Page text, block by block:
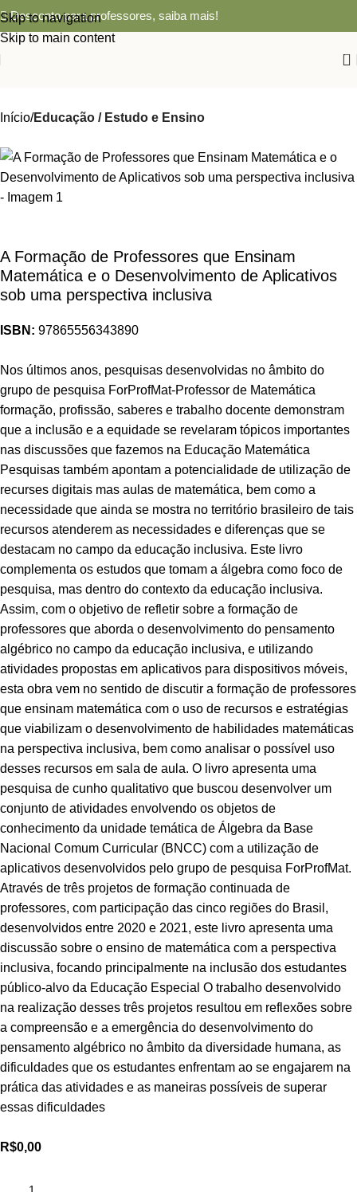
Skip to navigation
Skip to main content
Desconto para professores, saiba mais!
0
Início Educação / Estudo e Ensino
A Formação de Professores que Ensinam
Matemática e o Desenvolvimento de Aplicativos
sob uma perspectiva inclusiva
ISBN: 97865556343890
Nos últimos anos, pesquisas desenvolvidas no âmbito do
grupo de pesquisa ForProfMat-Professor de Matemática
formação, profissão, saberes e trabalho docente demonstram
que a inclusão e a equidade se revelaram tópicos importantes
nas discussões que fazemos na Educação Matemática
Pesquisas também apontam a potencialidade de utilização de
recurses digitais mas aulas de matemática, bem como a
necessidade que ainda se mostra no território brasileiro de tais
recursos atenderem as necessidades e diferenças que se
destacam no campo da educação inclusiva. Este livro
complementa os estudos que tomam a álgebra como foco de
pesquisa, mas dentro do contexto da educação inclusiva.
Assim, com o objetivo de refletir sobre a formação de
professores que aborda o desenvolvimento do pensamento
algébrico no campo da educação inclusiva, e utilizando
atividades propostas em aplicativos para dispositivos móveis,
esta obra vem no sentido de discutir a formação de professores
que ensinam matemática com o uso de recursos e estratégias
que viabilizam o desenvolvimento de habilidades matemáticas
na perspectiva inclusiva, bem como analisar o possível uso
desses recursos em sala de aula. O livro apresenta uma
pesquisa de cunho qualitativo que buscou desenvolver um
conjunto de atividades envolvendo os objetos de
conhecimento da unidade temática de Álgebra da Base
Nacional Comum Curricular (BNCC) com a utilização de
aplicativos desenvolvidos pelo grupo de pesquisa ForProfMat.
Através de três projetos de formação continuada de
professores, com participação das cinco regiões do Brasil,
desenvolvidos entre 2020 e 2021, este livro apresenta uma
discussão sobre o ensino de matemática com a perspectiva
inclusiva, focando principalmente na inclusão dos estudantes
público-alvo da Educação Especial O trabalho desenvolvido
na realização desses três projetos resultou em reflexões sobre
a compreensão e a emergência do desenvolvimento do
pensamento algébrico no âmbito da diversidade humana, as
dificuldades que os estudantes enfrentam ao se engajarem na
prática das atividades e as maneiras possíveis de superar
essas dificuldades
R$0,00